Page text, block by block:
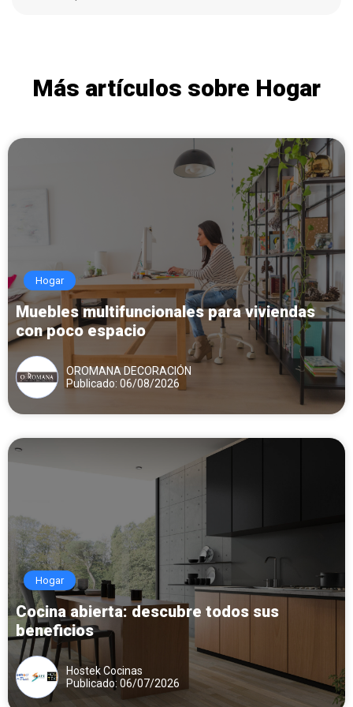
Más artículos sobre Hogar
Hogar
Muebles multifuncionales para viviendas
con poco espacio
OROMANA DECORACIÓN
Publicado: 06/08/2026
Hogar
Cocina abierta: descubre todos sus
beneficios
Hostek Cocinas
Publicado: 06/07/2026